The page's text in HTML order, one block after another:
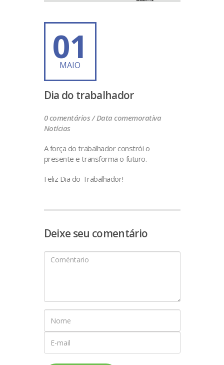
01
MAIO
Dia do trabalhador
0 comentários /Data comemorativa
Notícias
A força do trabalhador constrói o
presente e transforma o futuro.
Feliz Dia do Trabalhador! ️
Deixe seu comentário